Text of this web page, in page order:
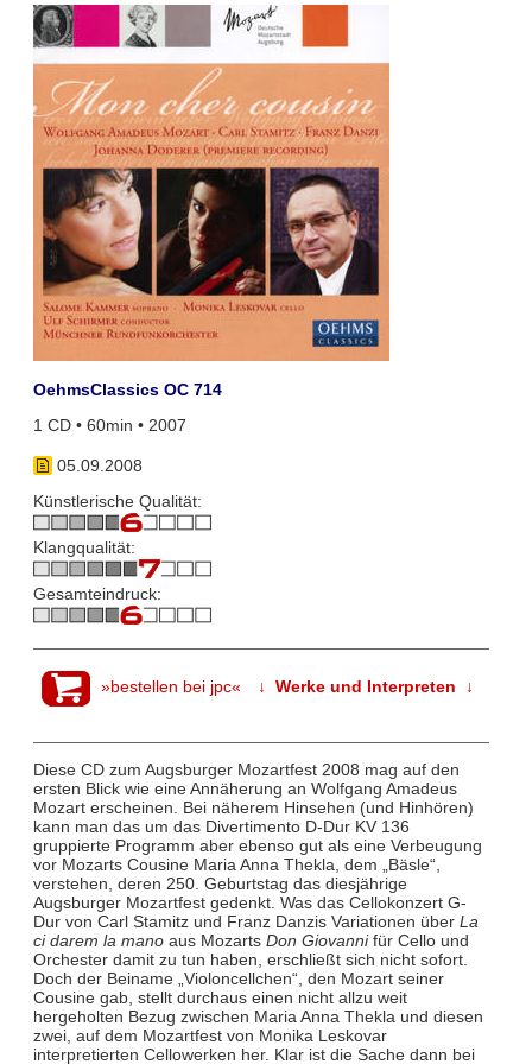
OehmsClassics OC 714
1 CD • 60min • 2007
05.09.2008
Künstlerische Qualität:
Klangqualität:
Gesamteindruck:
»bestellen bei jpc« ↓ Werke und Interpreten ↓
Diese CD zum Augsburger Mozartfest 2008 mag auf den
ersten Blick wie eine Annäherung an Wolfgang Amadeus
Mozart erscheinen. Bei näherem Hinsehen (und Hinhören)
kann man das um das Divertimento D-Dur KV 136
gruppierte Programm aber ebenso gut als eine Verbeugung
vor Mozarts Cousine Maria Anna Thekla, dem „Bäsle“,
verstehen, deren 250. Geburtstag das diesjährige
Augsburger Mozartfest gedenkt. Was das Cellokonzert G-
Dur von Carl Stamitz und Franz Danzis Variationen über La
ci darem la manoaus Mozarts Don Giovannifür Cello und
Orchester damit zu tun haben, erschließt sich nicht sofort.
Doch der Beiname „Violoncellchen“, den Mozart seiner
Cousine gab, stellt durchaus einen nicht allzu weit
hergeholten Bezug zwischen Maria Anna Thekla und diesen
zwei, auf dem Mozartfest von Monika Leskovar
interpretierten Cellowerken her. Klar ist die Sache dann bei